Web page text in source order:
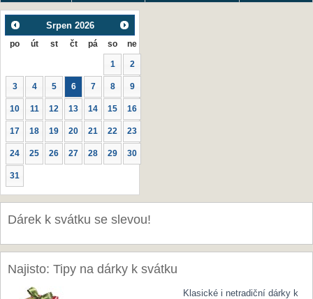
Srpen 2026
po út st čt pá so ne
1 2
3 4 5 6 7 8 9
10 11 12 13 14 15 16
17 18 19 20 21 22 23
24 25 26 27 28 29 30
31
Dárek k svátku se slevou!
Najisto: Tipy na dárky k svátku
Klasické i netradiční dárky k